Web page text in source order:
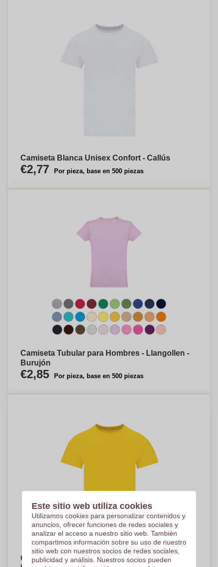
Camiseta Blanca Unisex Confort - Callús
€2,77 Por pieza, base en 500 piezas
Camiseta Tubular para Hombres - Llangollen -
Burujón
€2,85 Por pieza, base en 500 piezas
Camiseta Unisex de Algodón Suave y
Este sitio web utiliza cookies
Utilizamos cookies para personalizar contenidos y
anuncios, ofrecer funciones de redes sociales y
analizar el acceso a nuestro sitio web. También
compartimos información sobre su uso de nuestro
sitio web con nuestros socios de redes sociales,
publicidad y análisis. Nuestros socios pueden